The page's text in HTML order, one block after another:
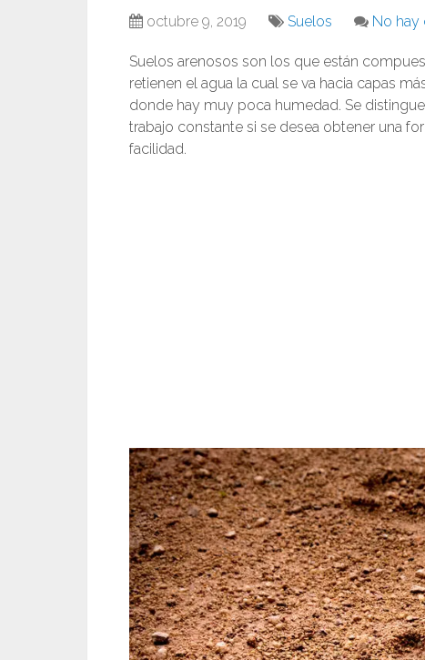
octubre 9, 2019 Suelos No hay
Suelos arenosos son los que están
retienen el agua la cual se va hacia capas
donde hay muy poca humedad. Se
trabajo constante si se desea obtener una
facilidad.